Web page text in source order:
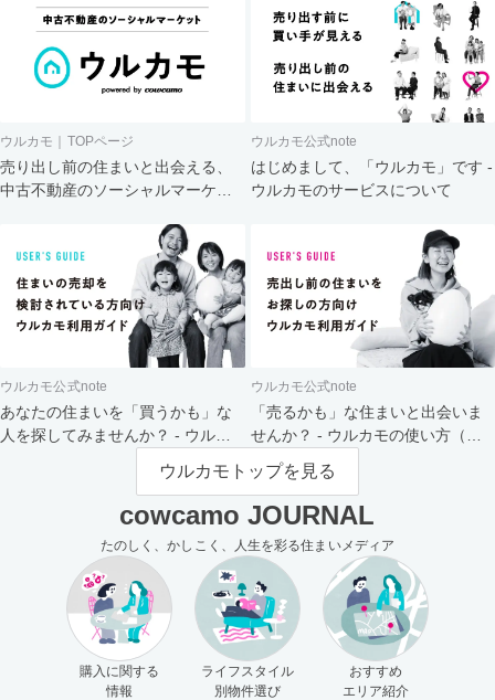
ウルカモ｜TOPページ
売り出し前の住まいと出会える、
中古不動産のソーシャルマーケッ
ウルカモ公式note
はじめまして、「ウルカモ」です -
ウルカモのサービスについて
ウルカモ公式note
あなたの住まいを「買うかも」な
人を探してみませんか？ - ウルカ
ウルカモ公式note
「売るかも」な住まいと出会いま
せんか？ - ウルカモの使い方（買
主さま向け）
ウルカモトップを見る
cowcamo JOURNAL
たのしく、かしこく、人生を彩る住まいメディア
購入に関する
情報
ライフスタイル
別物件選び
おすすめ
エリア紹介